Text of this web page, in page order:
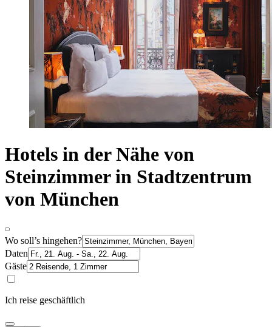
Hotels in der Nähe von
Steinzimmer in Stadtzentrum
von München
Wo soll’s hingehen?
Daten
Gäste
Ich reise geschäftlich